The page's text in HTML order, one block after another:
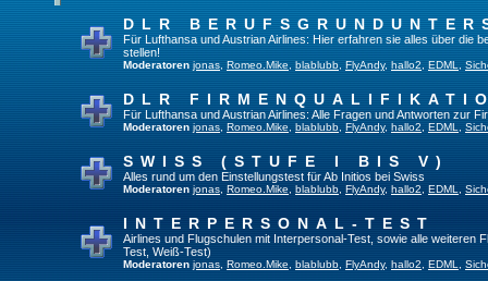
DLR
Für Lufthansa und Austrian Airlines: Hier erfahren sie alles über die
stellen!
Moderatoren jonas Romeo.Mike blablubb FlyAndy, hallo2 EDML
DLR
Für Lufthansa und Austrian Airlines: Alle Fragen und Antworten zur
Moderatoren jonas Romeo.Mike blablubb FlyAndy, hallo2 EDML
SWISS (STUFE I BIS V)
Alles rund um den Einstellungstest für Ab Initios bei Swiss
Moderatoren jonas Romeo.Mike blablubb FlyAndy, hallo2 EDML
INTERPERSONAL-TEST
Airlines und Flugschulen mit Interpersonal-Test, sowie alle weiteren
Test, Weiß-Test)
Moderatoren jonas Romeo.Mike blablubb FlyAndy, hallo2 EDML